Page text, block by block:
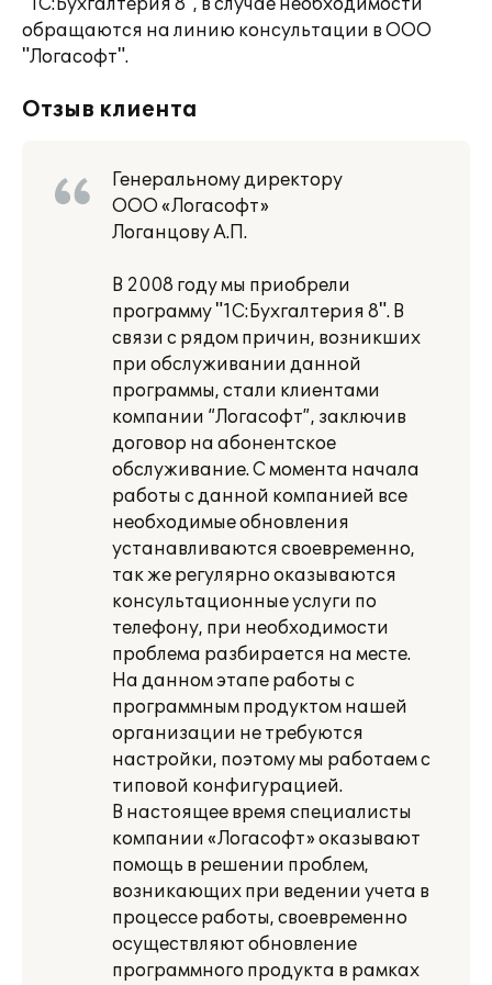
"1С:Бухгалтерия 8", в случае необходимости
обращаются на линию консультации в ООО
"Логасофт".
Отзыв клиента
Генеральному директору
ООО «Логасофт»
Логанцову А.П.
В 2008 году мы приобрели
программу "1С:Бухгалтерия 8". В
связи с рядом причин, возникших
при обслуживании данной
программы, стали клиентами
компании “Логасофт”, заключив
договор на абонентское
обслуживание. С момента начала
работы с данной компанией все
необходимые обновления
устанавливаются своевременно,
так же регулярно оказываются
консультационные услуги по
телефону, при необходимости
проблема разбирается на месте.
На данном этапе работы с
программным продуктом нашей
организации не требуются
настройки, поэтому мы работаем с
типовой конфигурацией.
В настоящее время специалисты
компании «Логасофт» оказывают
помощь в решении проблем,
возникающих при ведении учета в
процессе работы, своевременно
осуществляют обновление
программного продукта в рамках